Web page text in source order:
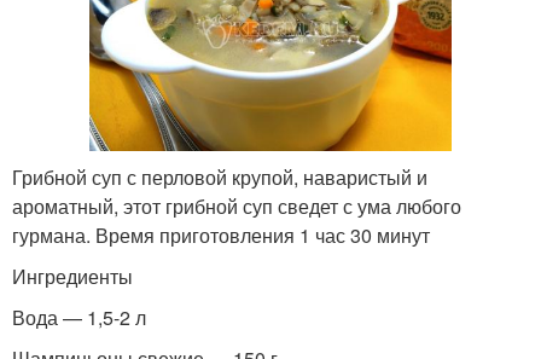
Грибной суп с перловой крупой, наваристый и
ароматный, этот грибной суп сведет с ума любого
гурмана. Время приготовления 1 час 30 минут
Ингредиенты
Вода — 1,5-2 л